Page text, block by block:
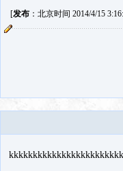
[发布：北京时间 2014/4/15